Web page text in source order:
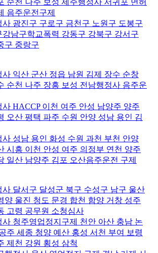
음주운전구제
사 광진구 구로구 금천구 노원구 도봉구
강남구학교폭력 강동구 강북구 강서구
구 중랑구
사 익산 군산 정읍 남원 김제 장수 순창
순천 나주 장흥 보성 전남행정사 음주운
HACCP 이천 여주 안성 남양주 양주
오산 평택 파주 수원 안양 성남 용인 김
사 성남 용인 화성 수원 과천 부천 안양
시흥 이천 안성 여주 의정부 연천 양주
일산 남양주 김포 오산음주운전 구제
사 달서구 달성군 북구 수성구 남구 울산
양 울진 청도 문경 합천 함양 거창 성주
고령 공무원 소청심사
사 청주영업정지구제 천안 아산 충남 논
주 세종 청양 예산 홍성 서천 부여 보령
제천 강원 횡성 삼척